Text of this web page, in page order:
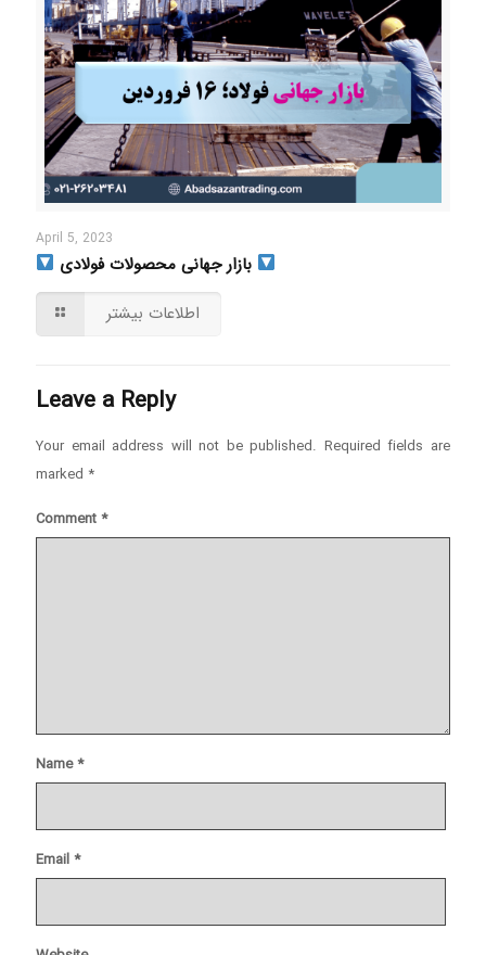
April 5, 2023
اطلاعات بیشتر
Leave a Reply
Your email address will not be published. Required fields are
marked *
Comment*
Name*
Email*